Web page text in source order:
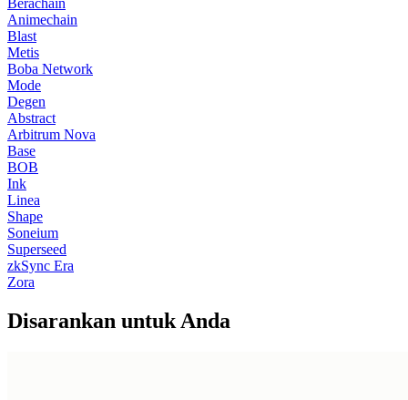
Animechain
Blast
Metis
Boba Network
Mode
Degen
Abstract
Arbitrum Nova
Base
BOB
Ink
Linea
Shape
Soneium
Superseed
zkSync Era
Zora
Disarankan untuk Anda